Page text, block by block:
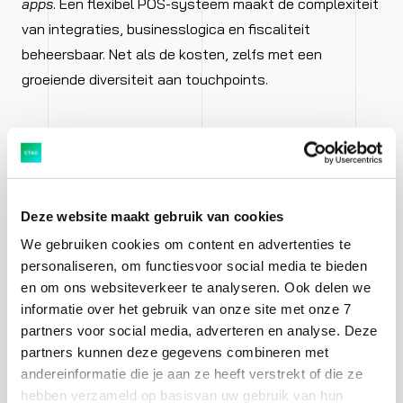
Deze website maakt gebruik van cookies
We gebruiken cookies om content en advertenties te
personaliseren, om functiesvoor social media te bieden
en om ons websiteverkeer te analyseren. Ook delen we
informatie over het gebruik van onze site met onze 7
partners voor social media, adverteren en analyse. Deze
partners kunnen deze gegevens combineren met
andereinformatie die je aan ze heeft verstrekt of die ze
hebben verzameld op basisvan uw gebruik van hun
apps. Een flexibel POS-systeem maakt de complexiteit
van integraties, businesslogica en fiscaliteit
beheersbaar. Net als de kosten, zelfs met een
groeiende diversiteit aan touchpoints.
winkelconcepten en
situaties
Flexibele IT-oplossingen stellen retailers in staat snel
nieuwe winkelconcepten te testen en bestaande
modellen aan te passen. Van groot tot klein, van pop-
upwinkels tot XL flagship stores. Uiteenlopende